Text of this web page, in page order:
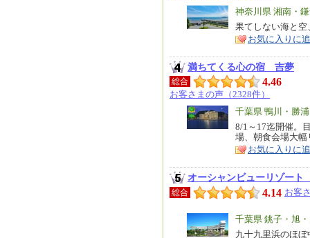
エ
リ
ア
神奈川県 湘南・
特
徴
果てしない海と
お気に入りに
満ちてくる心の宿 吉夢
総合 4.46
お客さまの声（2328件）
エ
リ
ア
千葉県 鴨川・勝
特
徴
8/1～17迄開催。
場、朝食会場大
お気に入りに
オーシャンビューリゾー
総合 4.14 お客
エ
リ
千葉県 銚子・旭
特
九十九里浜のほ